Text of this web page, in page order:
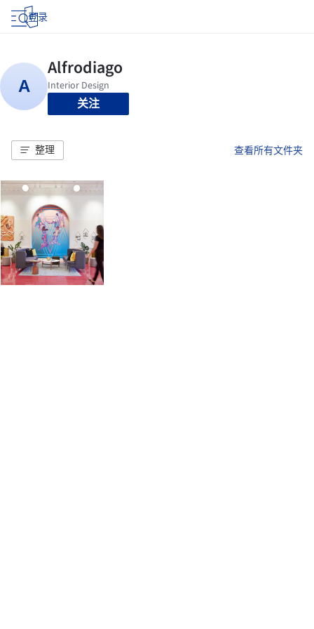
登录
关注
整理 查看所有文件夹